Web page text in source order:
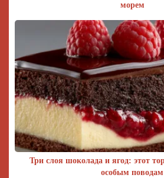
морем
Три слоя шоколада и ягод: этот
особым поводам